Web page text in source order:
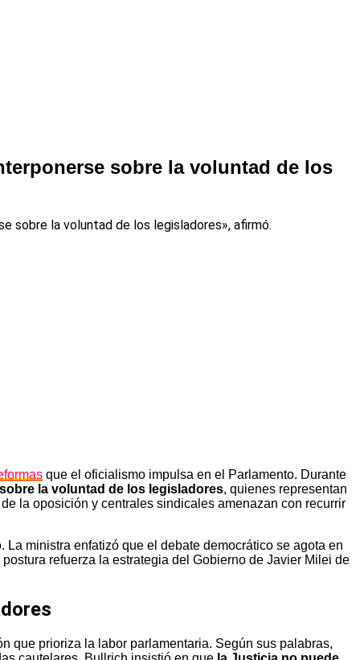
sobre la voluntad de los
sobre la voluntad de los legisladores», afirmó.
que el oficialismo impulsa en el Parlamento. Durante
la voluntad de los legisladores, quienes representan
la oposición y centrales sindicales amenazan con recurrir
ministra enfatizó que el debate democrático se agota en
refuerza la estrategia del Gobierno de Javier Milei de
que prioriza la labor parlamentaria. Según sus palabras,